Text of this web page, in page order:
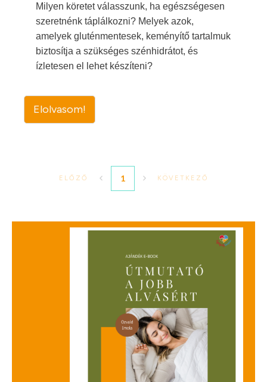
Milyen köretet válasszunk, ha egészségesen
szeretnénk táplálkozni? Melyek azok,
amelyek gluténmentesek, keményítő tartalmuk
biztosítja a szükséges szénhidrátot, és
ízletesen el lehet készíteni?
Elolvasom!
ELŐZŐ 1 KÖVETKEZŐ